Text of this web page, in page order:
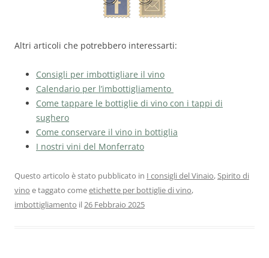
Altri articoli che potrebbero interessarti:
Consigli per imbottigliare il vino
Calendario per l’imbottigliamento
Come tappare le bottiglie di vino con i tappi di
sughero
Come conservare il vino in bottiglia
I nostri vini del Monferrato
Questo articolo è stato pubblicato in I consigli del Vinaio,Spirito di
vino e taggato comeetichette per bottiglie di vino,
imbottigliamento il26 Febbraio 2025